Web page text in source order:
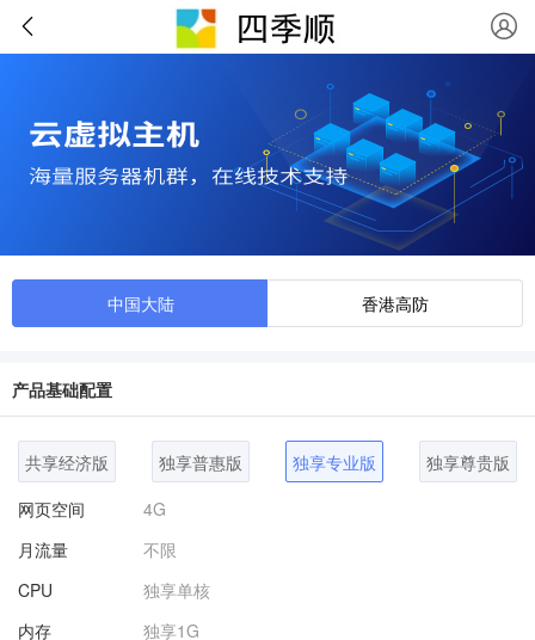
中国大陆 香港高防
产品基础配置
共享经济版 独享普惠版 独享专业版
独享尊贵版
网页空间
4G
月流量
不限
CPU
独享单核
内存
独享1G